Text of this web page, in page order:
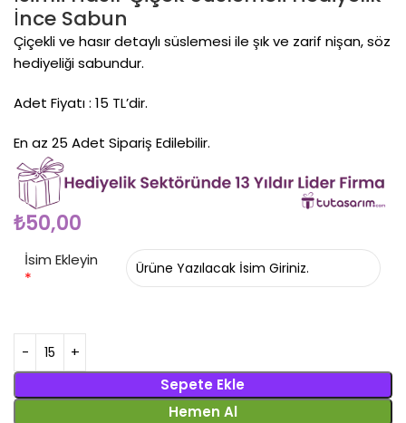
İnce Sabun
Çiçekli ve hasır detaylı süslemesi ile şık ve zarif nişan, söz
hediyeliği sabundur.
Adet Fiyatı : 15 TL’dir.
En az 25 Adet Sipariş Edilebilir.
₺50,00
İsim Ekleyin
*
Sepete Ekle
Hemen Al